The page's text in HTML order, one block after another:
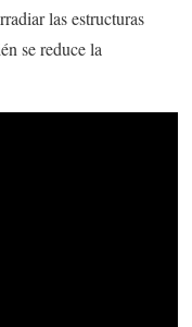
las estructuras
se reduce la